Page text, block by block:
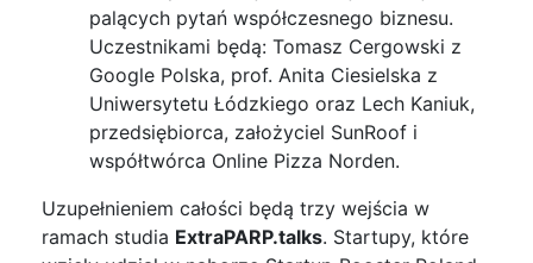
palących pytań współczesnego biznesu.
Uczestnikami będą: Tomasz Cergowski z
Google Polska, prof. Anita Ciesielska z
Uniwersytetu Łódzkiego oraz Lech Kaniuk,
przedsiębiorca, założyciel SunRoof i
współtwórca Online Pizza Norden.
Uzupełnieniem całości będą trzy wejścia w
ramach studia ExtraPARP.talks. Startupy, które